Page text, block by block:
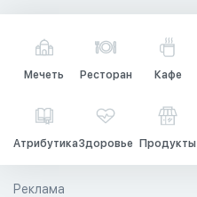
Мечеть Ресторан Кафе
АтрибутикаЗдоровье Продукты
Реклама